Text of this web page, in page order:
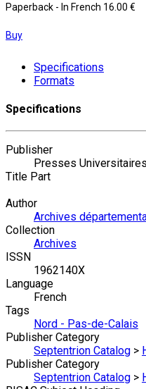
Paperback - In French 16.00 €
Buy
Specifications
Formats
Specifications
Publisher
Presses
Title Part
Author
Archives
Collection
Archives
ISSN
1962140X
Language
French
Tags
Nord - Pas-de-Calais
Publisher Category
Septentrion Catalog >
Publisher Category
Septentrion Catalog >